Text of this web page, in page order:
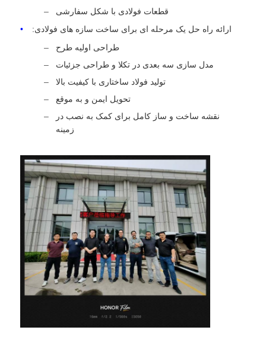
قطعات فولادی با شکل سفارشی
ارائه راه حل یک مرحله ای برای ساخت سازه های فولادی:
طراحی اولیه طرح
مدل سازی سه بعدی در تکلا و طراحی جزئیات
تولید فولاد ساختاری با کیفیت بالا
تحویل ایمن و به موقع
نقشه ساخت و ساز کامل برای کمک به نصب در
زمینه